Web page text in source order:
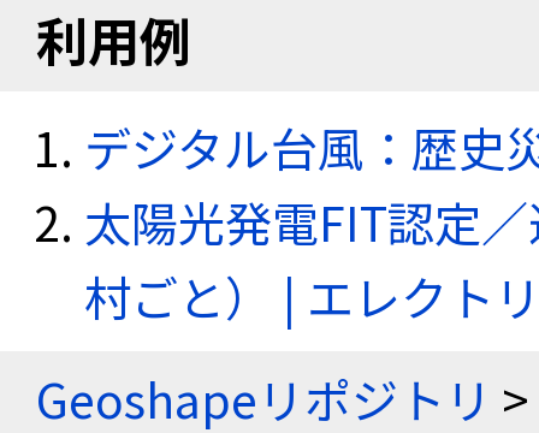
利用例
デジタル台風：歴史
太陽光発電FIT認定
村ごと） | エレクト
Geoshapeリポジトリ >